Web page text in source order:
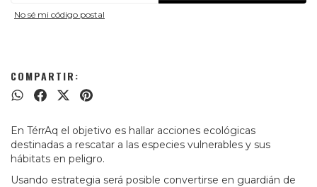
No sé mi código postal
COMPARTIR:
En TérrAq el objetivo es hallar acciones ecológicas
destinadas a rescatar a las especies vulnerables y sus
hábitats en peligro.
Usando estrategia será posible convertirse en guardián de